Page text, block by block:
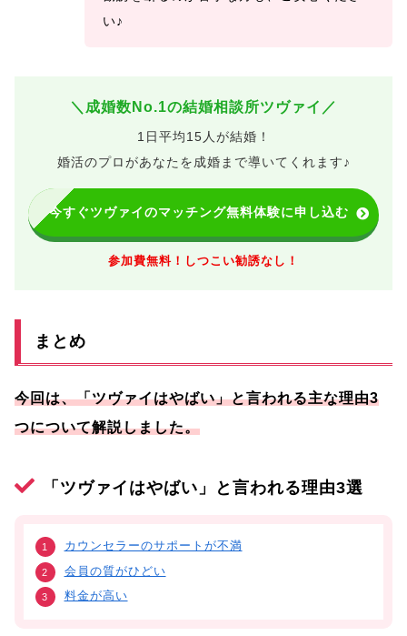
い♪
＼成婚数No.1の結婚相談所ツヴァイ／
1日平均15人が結婚！
婚活のプロがあなたを成婚まで導いてくれます♪
今すぐツヴァイのマッチング無料体験に申し込む
参加費無料！しつこい勧誘なし！
まとめ
今回は、「ツヴァイはやばい」と言われる主な理由3
つについて解説しました。
「ツヴァイはやばい」と言われる理由3選
カウンセラーのサポートが不満
会員の質がひどい
料金が高い